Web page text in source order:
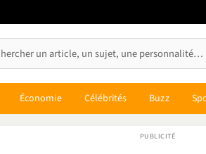
Économie Célébrités Buzz